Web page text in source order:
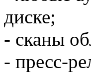
диске;
- сканы
- пресс-